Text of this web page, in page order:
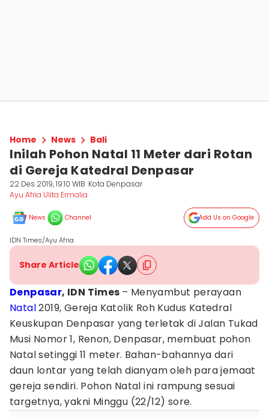
Home News Bali
Inilah Pohon Natal 11 Meter dari Rotan
di Gereja Katedral Denpasar
22 Des 2019, 19:10 WIB Kota Denpasar
Ayu Afria Ulita Ermalia
News Channel Add Us on Google
IDN Times/Ayu Afria
Share Article
Denpasar, IDN Times – Menyambut perayaan
Natal2019, Gereja Katolik Roh Kudus Katedral
Keuskupan Denpasar yang terletak di Jalan Tukad
Musi Nomor 1, Renon, Denpasar, membuat pohon
Natal setinggi 11 meter. Bahan-bahannya dari
daun lontar yang telah dianyam oleh para jemaat
gereja sendiri. Pohon Natal ini rampung sesuai
targetnya, yakni Minggu (22/12) sore.